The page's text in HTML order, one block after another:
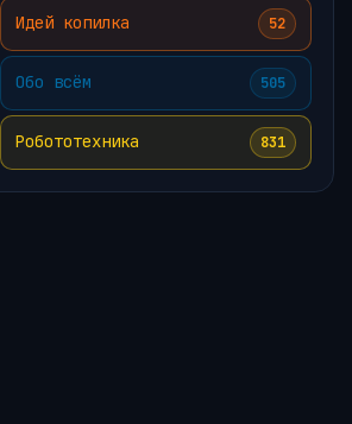
Идей копилка 52
Обо всём 505
Робототехника 831